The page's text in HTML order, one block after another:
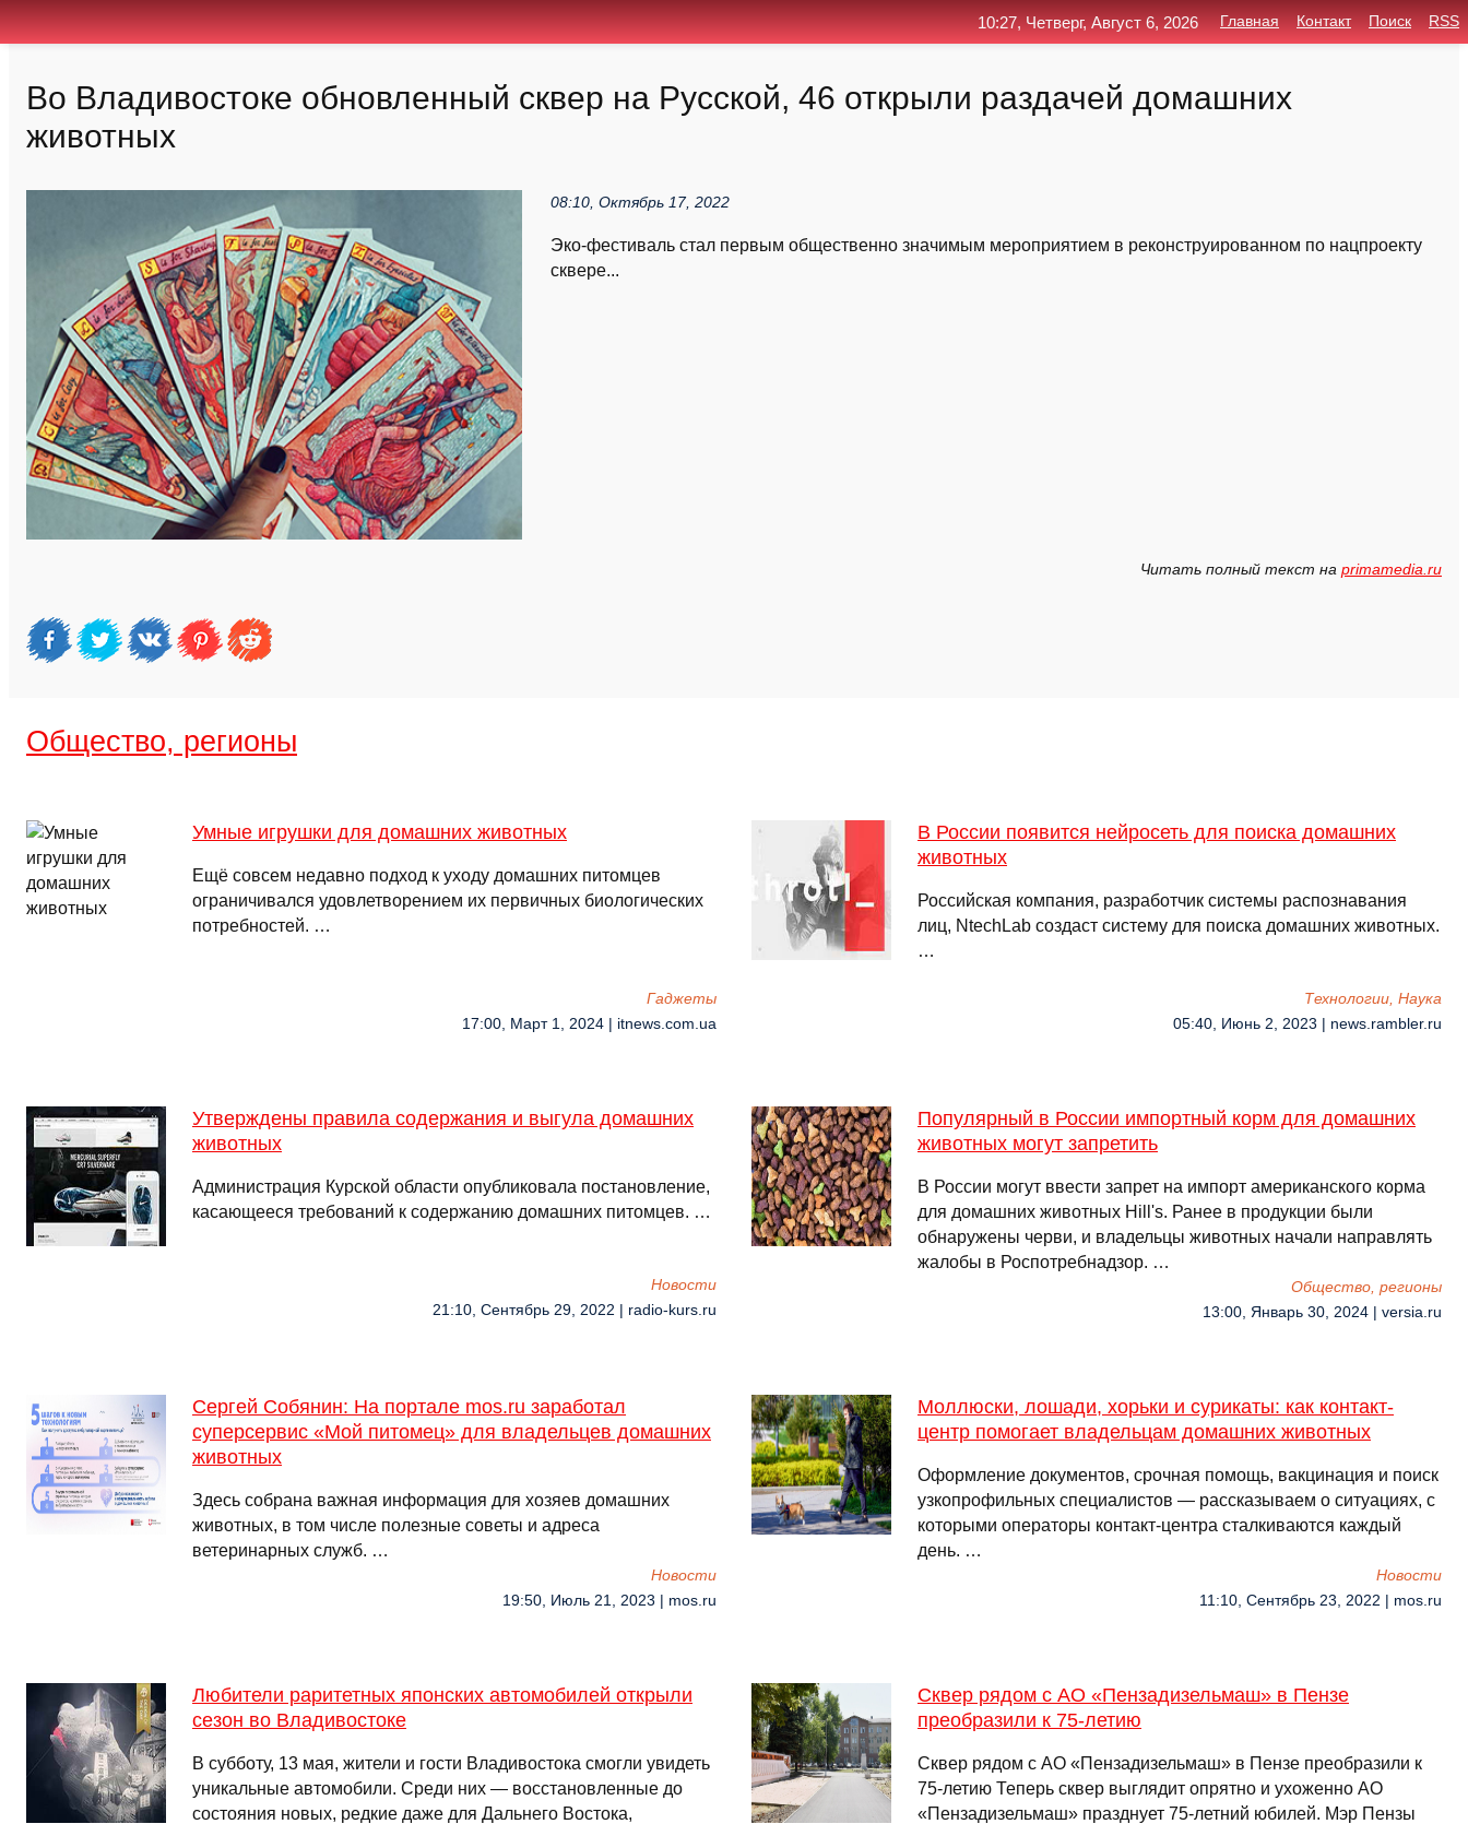
Во Владивостоке обновленный сквер на Русской, 46 открыли раздачей домашних
животных
08:10, Октябрь 17, 2022
Эко-фестиваль стал первым общественно значимым мероприятием в реконструированном по нацпроекту
сквере...
Читать полный текст на primamedia.ru
Общество, регионы
Умные игрушки для домашних животных
Ещё совсем недавно подход к уходу домашних питомцев
ограничивался удовлетворением их первичных биологических
потребностей. …
Гаджеты
17:00, Март 1, 2024 | itnews.com.ua
В России появится нейросеть для поиска домашних
животных
Российская компания, разработчик системы распознавания
лиц, NtechLab создаст систему для поиска домашних животных.
…
Технологии, Наука
05:40, Июнь 2, 2023 | news.rambler.ru
Утверждены правила содержания и выгула домашних
животных
Администрация Курской области опубликовала постановление,
касающееся требований к содержанию домашних питомцев. …
Новости
21:10, Сентябрь 29, 2022 | radio-kurs.ru
Популярный в России импортный корм для домашних
животных могут запретить
В России могут ввести запрет на импорт американского корма
для домашних животных Hill's. Ранее в продукции были
обнаружены черви, и владельцы животных начали направлять
жалобы в Роспотребнадзор. …
Общество, регионы
13:00, Январь 30, 2024 | versia.ru
Сергей Собянин: На портале mos.ru заработал
суперсервис «Мой питомец» для владельцев домашних
животных
Здесь собрана важная информация для хозяев домашних
животных, в том числе полезные советы и адреса
ветеринарных служб. …
Новости
19:50, Июль 21, 2023 | mos.ru
Моллюски, лошади, хорьки и сурикаты: как контакт-
центр помогает владельцам домашних животных
Оформление документов, срочная помощь, вакцинация и поиск
узкопрофильных специалистов — рассказываем о ситуациях, с
которыми операторы контакт-центра сталкиваются каждый
день. …
Новости
11:10, Сентябрь 23, 2022 | mos.ru
Любители раритетных японских автомобилей открыли
сезон во Владивостоке
В субботу, 13 мая, жители и гости Владивостока смогли увидеть
уникальные автомобили. Среди них — восстановленные до
состояния новых, редкие даже для Дальнего Востока,
Сквер рядом с АО «Пензадизельмаш» в Пензе
преобразили к 75-летию
Сквер рядом с АО «Пензадизельмаш» в Пензе преобразили к
75-летию Теперь сквер выглядит опрятно и ухоженно АО
«Пензадизельмаш» празднует 75-летний юбилей. Мэр Пензы
10:27, Четверг, Август 6, 2026 Главная Контакт Поиск RSS